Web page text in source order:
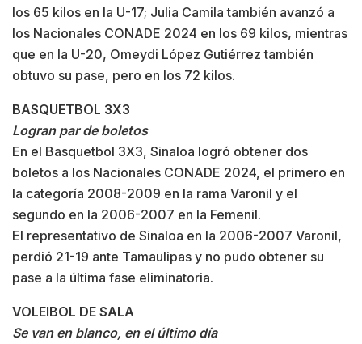
los 65 kilos en la U-17; Julia Camila también avanzó a
los Nacionales CONADE 2024 en los 69 kilos, mientras
que en la U-20, Omeydi López Gutiérrez también
obtuvo su pase, pero en los 72 kilos.
BASQUETBOL 3X3
Logran par de boletos
En el Basquetbol 3X3, Sinaloa logró obtener dos
boletos a los Nacionales CONADE 2024, el primero en
la categoría 2008-2009 en la rama Varonil y el
segundo en la 2006-2007 en la Femenil.
El representativo de Sinaloa en la 2006-2007 Varonil,
perdió 21-19 ante Tamaulipas y no pudo obtener su
pase a la última fase eliminatoria.
VOLEIBOL DE SALA
Se van en blanco, en el último día